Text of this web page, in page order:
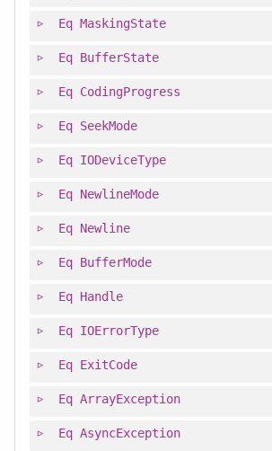
Eq MaskingState
Eq BufferState
Eq CodingProgress
Eq SeekMode
Eq IODeviceType
Eq NewlineMode
Eq Newline
Eq BufferMode
Eq Handle
Eq IOErrorType
Eq ExitCode
Eq ArrayException
Eq AsyncException